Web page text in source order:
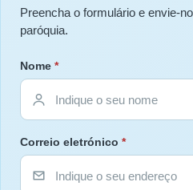
Preencha o formulário e envie-
paróquia.
Nome *
Correio eletrónico *